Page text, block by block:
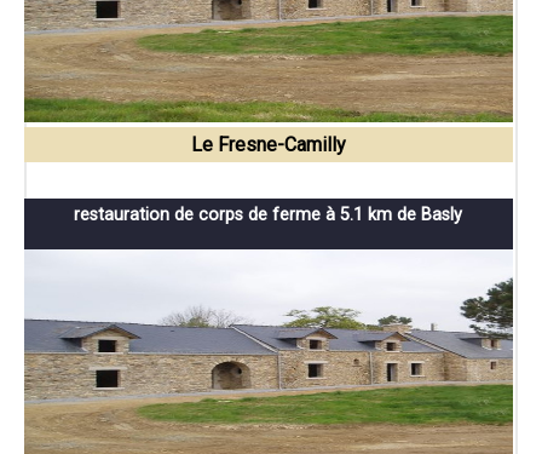
Le Fresne-Camilly
restauration de corps de ferme à 5.1 km de Basly